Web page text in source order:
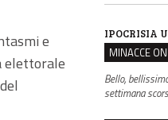
e
elettorale
IPOCRISIA
Bello,
settimana